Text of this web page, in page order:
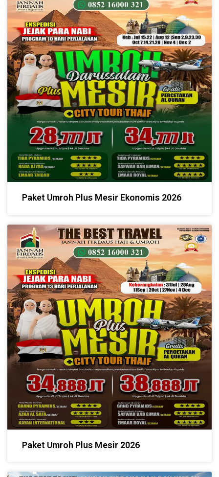
Paket Umroh Plus Mesir Ekonomis 2026
Paket Umroh Plus Mesir 2026